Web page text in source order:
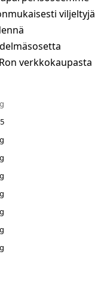
viljeltyjä
verkkokaupasta